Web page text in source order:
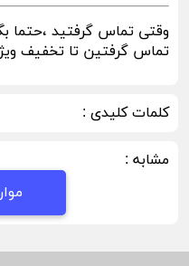
وقتی تماس گرفتید ،حتما
تماس گرفتین تا تخفیف
کلمات کلیدی :
مشابه :